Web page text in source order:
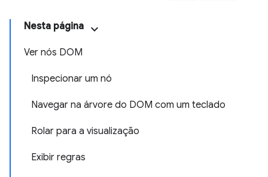
Nesta página
Ver nós DOM
Inspecionar um nó
Navegar na árvore do DOM com um teclado
Rolar para a visualização
Exibir regras